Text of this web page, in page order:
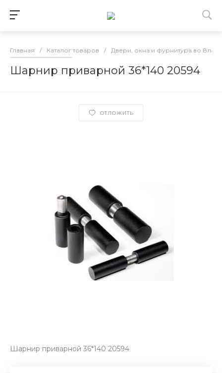
Главная / Каталог товаров / Двери, окна и фурнитура во
Шарнир приварной 36*140 20594
ОТЛОЖИТЬ
Шарнир приварной 36*140 20594